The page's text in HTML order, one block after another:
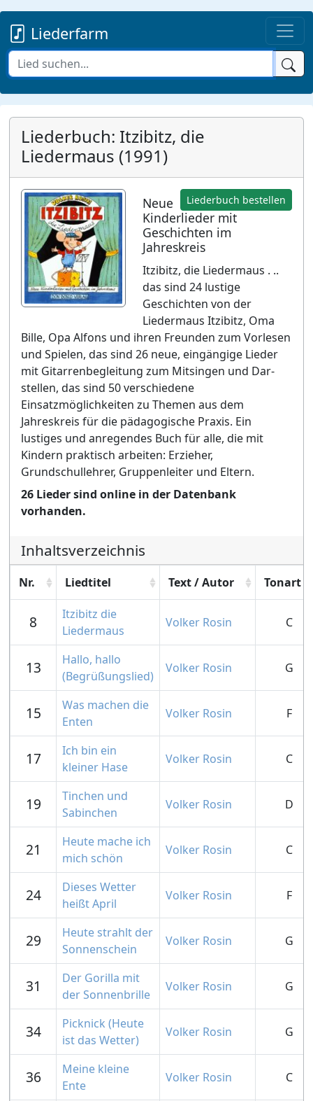
Liederfarm
Liederbuch: Itzibitz, die
Liedermaus (1991)
Liederbuch bestellen
Neue
Kinderlieder mit
Geschichten im
Jahreskreis
Itzibitz, die Liedermaus . ..
das sind 24 lustige
Geschichten von der
Liedermaus Itzibitz, Oma
Bille, Opa Alfons und ihren Freunden zum Vorlesen
und Spielen, das sind 26 neue, eingängige Lieder
mit Gitarrenbegleitung zum Mitsingen und Dar-
stellen, das sind 50 verschiedene
Einsatzmöglichkeiten zu Themen aus dem
Jahreskreis für die pädagogische Praxis. Ein
lustiges und anregendes Buch für alle, die mit
Kindern praktisch arbeiten: Erzieher,
Grundschullehrer, Gruppenleiter und Eltern.
26 Lieder sind online in der Datenbank
vorhanden.
Inhaltsverzeichnis
Nr. Liedtitel Text / Autor Tonart
8
Itzibitz die
Liedermaus
Volker Rosin C
13
Hallo, hallo
(Begrüßungslied)
Volker Rosin G
15
Was machen die
Enten
Volker Rosin F
17
Ich bin ein
kleiner Hase
Volker Rosin C
19
Tinchen und
Sabinchen
Volker Rosin D
21
Heute mache ich
mich schön
Volker Rosin C
24
Dieses Wetter
heißt April
Volker Rosin F
29
Heute strahlt der
Sonnenschein
Volker Rosin G
31
Der Gorilla mit
der Sonnenbrille
Volker Rosin G
34
Picknick (Heute
ist das Wetter)
Volker Rosin G
36
Meine kleine
Ente
Volker Rosin C